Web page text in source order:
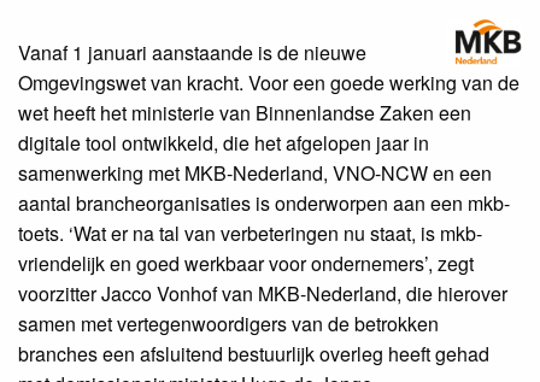
Vanaf 1 januari aanstaande is de nieuwe
Omgevingswet van kracht. Voor een goede werking van de
wet heeft het ministerie van Binnenlandse Zaken een
digitale tool ontwikkeld, die het afgelopen jaar in
samenwerking met MKB-Nederland, VNO-NCW en een
aantal brancheorganisaties is onderworpen aan een mkb-
toets. ‘Wat er na tal van verbeteringen nu staat, is mkb-
vriendelijk en goed werkbaar voor ondernemers’, zegt
voorzitter Jacco Vonhof van MKB-Nederland, die hierover
samen met vertegenwoordigers van de betrokken
branches een afsluitend bestuurlijk overleg heeft gehad